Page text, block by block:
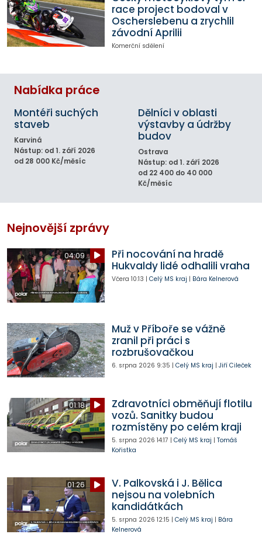
race project bodoval v
Oscherslebenu a zrychlil
závodní Aprilii
Komerční sdělení
Nabídka práce
Montéři suchých
staveb
Karviná
Nástup: od 1. září 2026
od 28 000 Kč/měsíc
Dělníci v oblasti
výstavby a údržby
budov
Ostrava
Nástup: od 1. září 2026
od 22 400 do 40 000
Kč/měsíc
Nejnovější zprávy
04:09
Při nocování na hradě
Hukvaldy lidé odhalili vraha
Včera 10:13 | Celý MS kraj | Bára Kelnerová
Muž v Příboře se vážně
zranil při práci s
rozbrušovačkou
6. srpna 2026 9:35 | Celý MS kraj | Jiří Cileček
01:18
Zdravotníci obměňují flotilu
vozů. Sanitky budou
rozmístěny po celém kraji
5. srpna 2026 14:17 | Celý MS kraj | Tomáš
Kořistka
01:26
V. Palkovská i J. Bělica
nejsou na volebních
kandidátkách
5. srpna 2026 12:15 | Celý MS kraj | Bára
Kelnerová